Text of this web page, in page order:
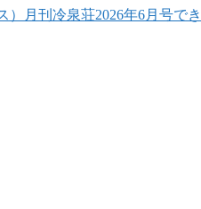
）月刊冷泉荘2026年6月号でき